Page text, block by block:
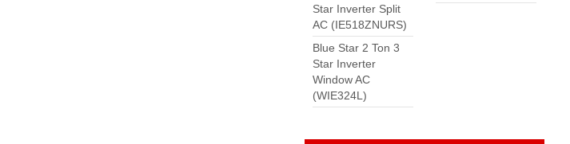
Star Inverter Split
AC (IE518ZNURS)
Blue Star 2 Ton 3
Star Inverter
Window AC
(WIE324L)